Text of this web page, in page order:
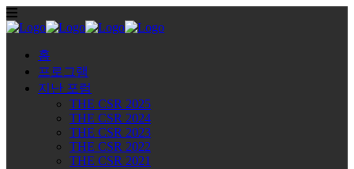
홈
프로그램
지난 포럼
THE CSR 2025
THE CSR 2024
THE CSR 2023
THE CSR 2022
THE CSR 2021